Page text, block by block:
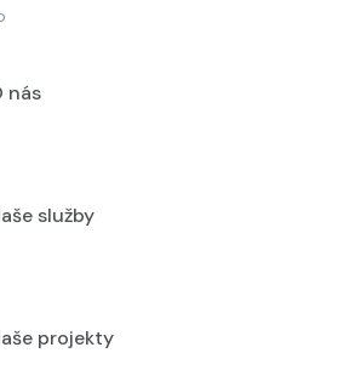
nás
služby
projekty